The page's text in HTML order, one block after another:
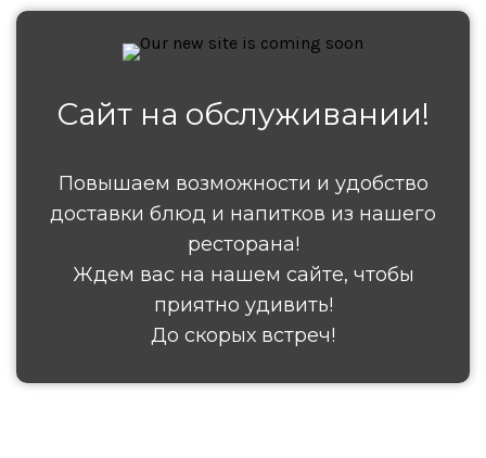
Сайт на обслуживании!
Повышаем возможности и удобство
доставки блюд и напитков из нашего
ресторана!
Ждем вас на нашем сайте, чтобы
приятно удивить!
До скорых встреч!